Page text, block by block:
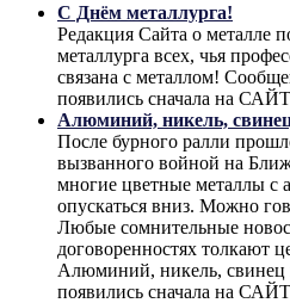
С Днём металлурга!
Редакция Сайта о металле
металлурга всех, чья
связана с металлом!
появились сначала на
Алюминий, никель,
После бурного ралли
вызванного войной на
многие цветные металлы с
опускаться вниз. Можно
Любые сомнительные
договоренностях толкают
Алюминий, никель, свинец
появились сначала на